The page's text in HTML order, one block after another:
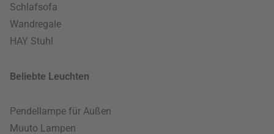
Schlafsofa
Wandregale
HAY Stuhl
Beliebte Leuchten
Pendellampe für Außen
Muuto Lampen